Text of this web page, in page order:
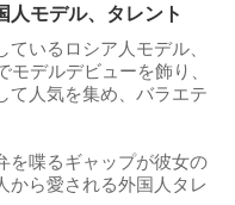
人モデル、タレント
いるロシア人モデル、
デルデビューを飾り、
て人気を集め、バラエテ
を喋るギャップが彼女の
から愛される外国人タレ